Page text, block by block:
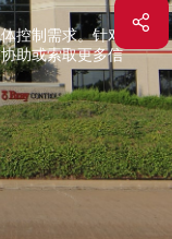
控制需求。针对
助或索取更多信